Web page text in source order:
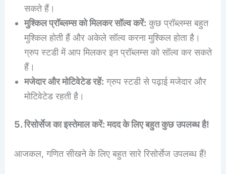
सकते हैं।
मुश्किल प्रॉब्लम्स को मिलकर सॉल्व करें: कुछ प्रॉब्लम्स बहुत
मुश्किल होती हैं और अकेले सॉल्व करना मुश्किल होता है।
ग्रुप स्टडी में आप मिलकर इन प्रॉब्लम्स को सॉल्व कर सकते
हैं।
मजेदार और मोटिवेटेड रहें: ग्रुप स्टडी से पढ़ाई मजेदार और
मोटिवेटेड रहती है।
5. रिसोर्सेज का इस्तेमाल करें: मदद के लिए बहुत कुछ उपलब्ध है!
आजकल, गणित सीखने के लिए बहुत सारे रिसोर्सेज उपलब्ध हैं!